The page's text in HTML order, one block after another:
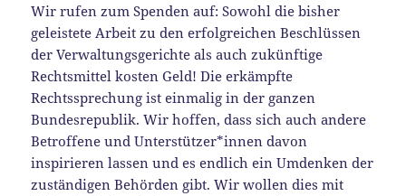
Wir rufen zum Spenden auf: Sowohl die bisher
geleistete Arbeit zu den erfolgreichen Beschlüssen
der Verwaltungsgerichte als auch zukünftige
Rechtsmittel kosten Geld! Die erkämpfte
Rechtssprechung ist einmalig in der ganzen
Bundesrepublik. Wir hoffen, dass sich auch andere
Betroffene und Unterstützer*innen davon
inspirieren lassen und es endlich ein Umdenken der
zuständigen Behörden gibt. Wir wollen dies mit